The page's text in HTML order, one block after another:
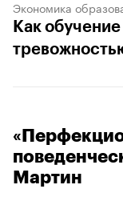
Экономика
Как
Мартин